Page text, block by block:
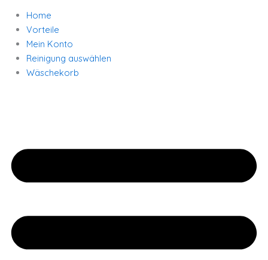
Home
Vorteile
Mein Konto
Reinigung auswählen
Wäschekorb